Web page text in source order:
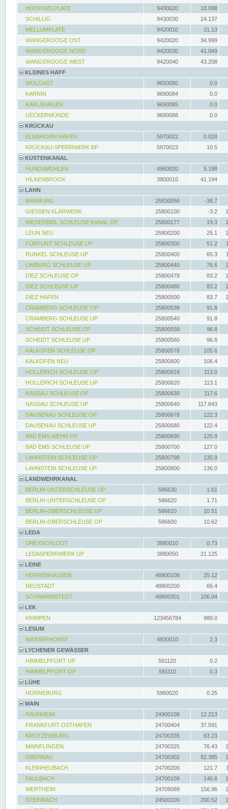
HOOKSIELPLATE
9430020
18.098
SCHILLIG
9430030
24.137
MELLUMPLATE
9420010
31.13
WANGEROOGE OST
9420020
34.999
WANGEROOGE NORD
9420030
41.049
WANGEROOGE WEST
9420040
43.208
KLEINES HAFF
WOLGAST
9650080
0.0
KARNIN
9690084
0.0
KARLSHAGEN
9690085
0.0
UECKERMÜNDE
9690088
0.0
KRÜCKAU
ELMSHORN HAFEN
5970022
0.028
KRÜCKAU-SPERRWERK BP
5970023
10.5
KÜSTENKANAL
HUNDSMÜHLEN
4960020
5.188
HILKENBROOK
3800010
41.194
LAHN
MARBURG
25830056
-38.7
GIESSEN KLÄRWERK
25800100 -3.2
NIEDERBIEL SCHLEUSE KANAL OP
25800177 19.3
LEUN NEU
25800200 25.1
FÜRFURT SCHLEUSE UP
25800300 51.2
RUNKEL SCHLEUSE UP
25800400 65.3
LIMBURG SCHLEUSE UP
25800440 76.6
DIEZ SCHLEUSE OP
25800478 83.2
DIEZ SCHLEUSE UP
25800480 83.2
DIEZ HAFEN
25800500 83.7
CRAMBERG SCHLEUSE OP
25800538
91.8
CRAMBERG SCHLEUSE UP
25800540
91.8
SCHEIDT SCHLEUSE OP
25800558
96.8
SCHEIDT SCHLEUSE UP
25800560
96.8
KALKOFEN SCHLEUSE OP
25800578
105.6
KALKOFEN NEU
25800600
106.4
HOLLERICH SCHLEUSE OP
25800618
113.0
HOLLERICH SCHLEUSE UP
25800620
113.1
NASSAU SCHLEUSE OP
25800638
117.6
NASSAU SCHLEUSE UP
25800640
117.643
DAUSENAU SCHLEUSE OP
25800678
122.3
DAUSENAU SCHLEUSE UP
25800680
122.4
BAD EMS WEHR OP
25800690
125.9
BAD EMS SCHLEUSE UP
25800700
127.0
LAHNSTEIN SCHLEUSE OP
25800798
135.9
LAHNSTEIN SCHLEUSE UP
25800800
136.0
LANDWEHRKANAL
BERLIN-UNTERSCHLEUSE UP
586630
1.61
BERLIN-UNTERSCHLEUSE OP
586620
1.71
BERLIN-OBERSCHLEUSE UP
586610
10.51
BERLIN-OBERSCHLEUSE OP
586600
10.62
LEDA
DREYSCHLOOT
3880010
0.73
LEDASPERRWERK UP
3880050
21.125
LEINE
HERRENHAUSEN
48800108
25.12
NEUSTADT
48800200
66.4
SCHWARMSTEDT
48800301
106.04
LEK
KRIMPEN
123456784
989.0
LESUM
WASSERHORST
4930010
2.3
LYCHENER GEWÄSSER
HIMMELPFORT UP
581120
0.2
HIMMELPFORT OP
581110
0.3
LÜHE
HORNEBURG
5960020
0.25
MAIN
RAUNHEIM
24900108
12.213
FRANKFURT OSTHAFEN
24700404
37.591
KROTZENBURG
24700335
63.23
MAINFLINGEN
24700325 76.43
OBERNAU
24700302 92.385
KLEINHEUBACH
24700200 121.7
FAULBACH
24700109 146.6
WERTHEIM
24709089 156.96
STEINBACH
24500100 200.52